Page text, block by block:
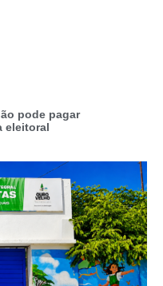
pode pagar
eleitoral